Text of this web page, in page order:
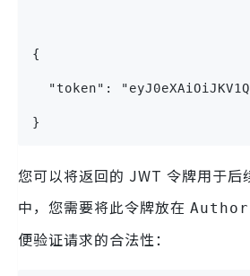
{
"token":
}
您可以将返回的 JWT 令牌用于后
中，您需要将此令牌放在
便验证请求的合法性：